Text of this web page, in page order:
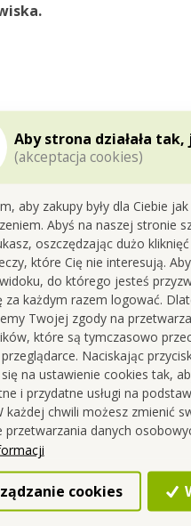
Aby strona działała
(akceptacja cookies)
aby zakupy były dla Ciebie
Abyś na naszej stronie
oszczędzając dużo
które Cię nie interesują.
do którego jesteś
za każdym razem logować.
Twojej zgody na
które są tymczasowo
Naciskając
na ustawienie cookies tak,
i przydatne usługi na
każdej chwili możesz zmienić
przetwarzania danych
cookies
i produkujemy w
powstaje w naszym
wCzeskiej Skalicy.
roku zajmujemy się rozwojem
stawiamy na
troskę o ludzi i dom